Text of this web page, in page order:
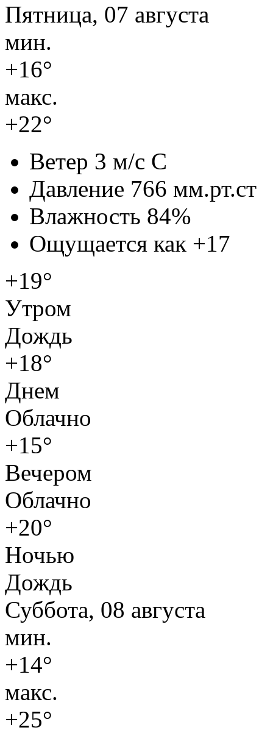
Пятница, 07 августа
мин.
+16°
макс.
+22°
Ветер 3 м/с С
Давление 766 мм.рт.ст
Влажность 84%
Ощущается как +17
+19°
Утром
Дождь
+18°
Днем
Облачно
+15°
Вечером
Облачно
+20°
Ночью
Дождь
Суббота, 08 августа
мин.
+14°
макс.
+25°